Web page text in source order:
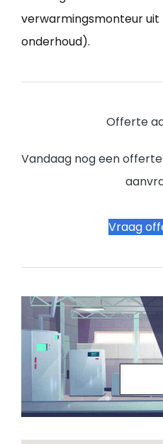
verwarmingsmonteur uit
onderhoud).
Offerte
Vandaag nog een
Vraag